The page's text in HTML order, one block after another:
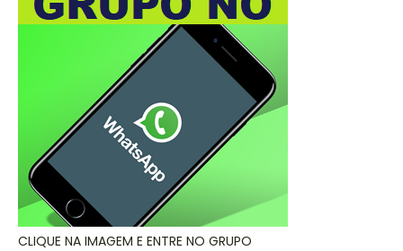
CLIQUE NA IMAGEM E ENTRE NO GRUPO